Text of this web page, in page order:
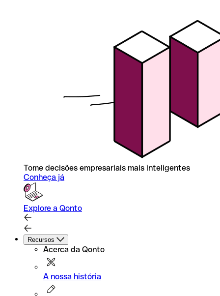
Tome decisões empresariais mais inteligentes
Conheça já
Explore a Qonto
Recursos
Acerca da Qonto
A nossa história